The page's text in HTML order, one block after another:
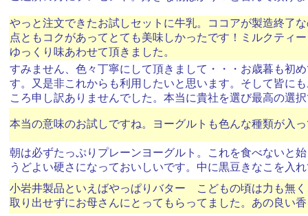
やっと注文できたお試しセットに牛乳。ココアが製造終了
点ともコクがあってとても美味しかったです！ミルクティ
ゆっくり味あわせて頂きました。
すみません、色々丁寧にして頂きまして・・・お歳暮も初
す。又是非これからも利用したいと思います。そして皆に
ころ申し訳ありませんでした。本当に貴社を選び最高の選
本当の意味のお試しですね。ヨーグルトも色んな種類が入
朝は必ずたっぷりプレーンヨーグルト。これを食べないと
うどよい硬さになっておいしいです。中に黒豆きなこを入
小岩井製品といえばやっぱりバター こどもの頃は力も無
取り出せずにお母さんにとってもらってました。あの良い